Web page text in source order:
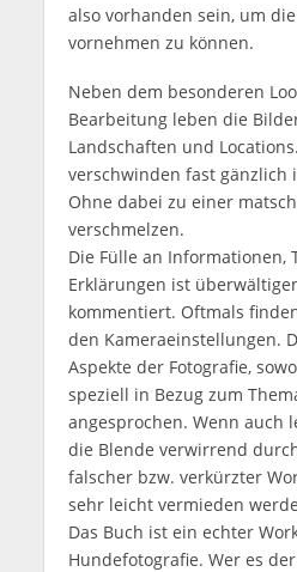
also vorhanden sein, um
vornehmen zu können.
Neben dem besonderen
Bearbeitung leben die
Landschaften und
verschwinden fast gänzlich
Ohne dabei zu einer
verschmelzen.
Die Fülle an Informationen,
Erklärungen ist
kommentiert. Oftmals
den Kameraeinstellungen.
Aspekte der Fotografie,
speziell in Bezug zum
angesprochen. Wenn auch
die Blende verwirrend
falscher bzw. verkürzter
sehr leicht vermieden
Das Buch ist ein echter
Hundefotografie. Wer es